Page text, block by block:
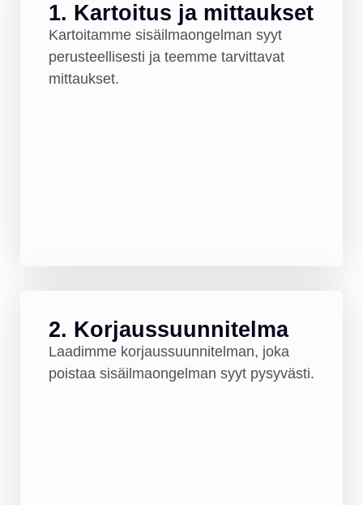
1. Kartoitus ja mittaukset
Kartoitamme sisäilmaongelman syyt
perusteellisesti ja teemme tarvittavat
mittaukset.
2. Korjaussuunnitelma
Laadimme korjaussuunnitelman, joka
poistaa sisäilmaongelman syyt pysyvästi.